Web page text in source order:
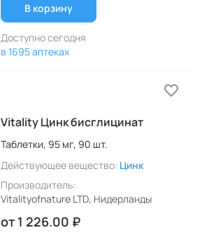
В корзину
Доступно сегодня
в 1695 аптеках
Vitality Цинк бисглицинат
Таблетки, 95 мг, 90 шт.
Действующее вещество: Цинк
Производитель:
Vitalityofnature LTD, Нидерланды
от 1 226.00 ₽